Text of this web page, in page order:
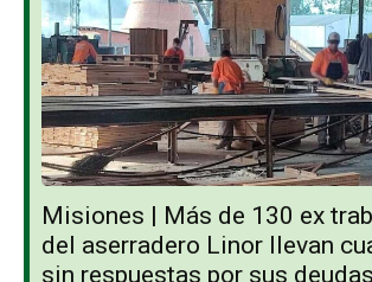
Misiones | Más de 130 ex
del aserradero Linor llevan
sin respuestas por sus